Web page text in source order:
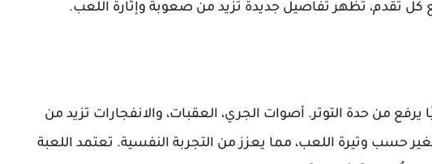
كل تقدم، تظهر تفاصيل جديدة تزيد من صعوبة وإثارة اللعب.
من حدة التوتر. أصوات الجري، العقبات، والانفجارات تزيد من
حسب وتيرة اللعب، مما يعزز من التجربة النفسية. تعتمد اللعبة